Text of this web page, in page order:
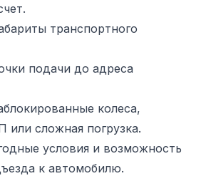
транспортного
подачи до адреса
колеса,
или сложная погрузка.
условия и возможность
к автомобилю.